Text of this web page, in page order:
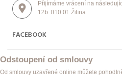
Přijímáme vrácení na
12b 010 01 Žilina
FACEBOOK
Odstoupení od smlouvy
Od smlouvy uzavřené online můžete